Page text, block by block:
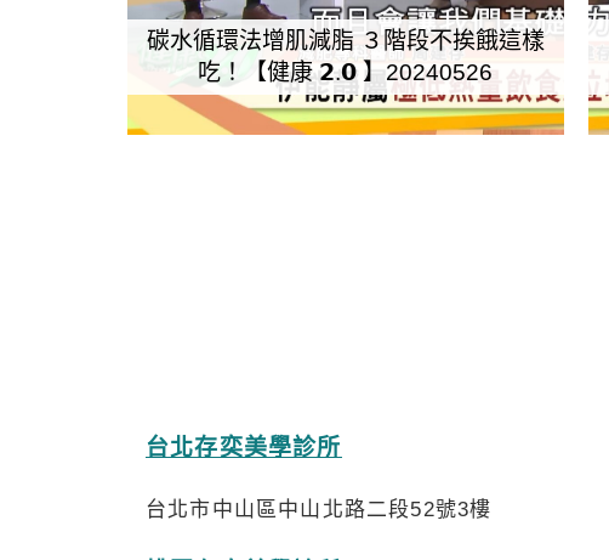
碳水循環法增肌減脂 ３階段不挨餓這樣
吃！【健康 𝟮.𝟬 】20240526
台北存奕美學診所
台北市中山區中山北路二段52號3樓